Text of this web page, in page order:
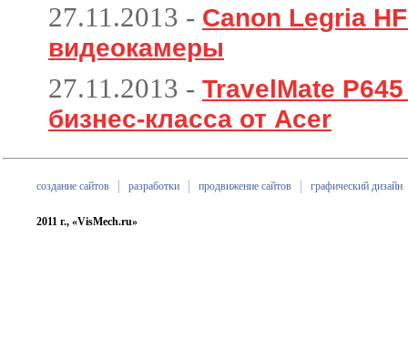
27.11.2013 - Canon Legria
видеокамеры
27.11.2013 - TravelMate
бизнес-класса от Acer
создание сайтов разработки продвижение сайтов графический дизайн
2011 г., «VisMech.ru»